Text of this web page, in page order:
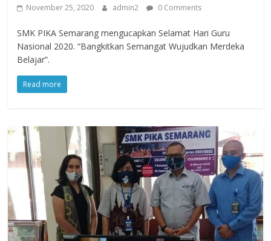
November 25, 2020 admin2 0 Comments
SMK PIKA Semarang mengucapkan Selamat Hari Guru
Nasional 2020. “Bangkitkan Semangat Wujudkan Merdeka
Belajar”.
Read more